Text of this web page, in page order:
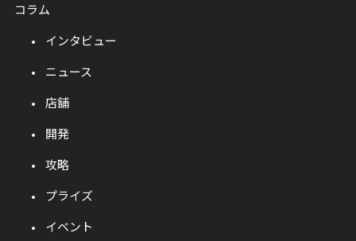
コラム
インタビュー
ニュース
店舗
開発
攻略
プライズ
イベント